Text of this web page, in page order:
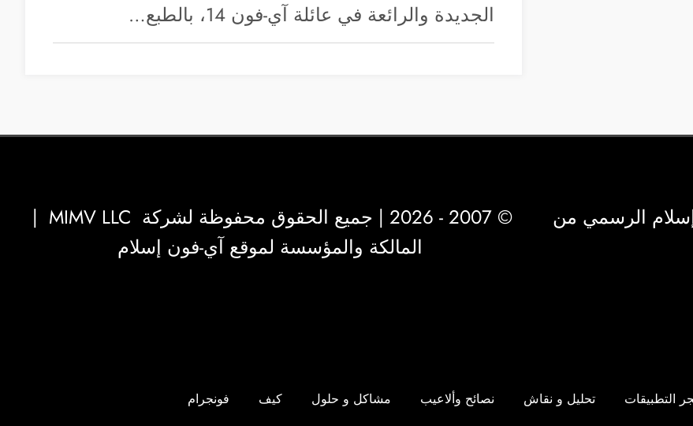
الجديدة والرائعة في عائلة آي-فون 14، بالطبع…
الرسمي من
© 2007 - 2026 | جميع الحقوق محفوظة لشركة MIMV LLC
|
المالكة والمؤسسة لموقع آي-فون إسلام
التطبيقات تحليل و نقاش نصائح وألاعيب مشاكل و حلول كيف فونجرام